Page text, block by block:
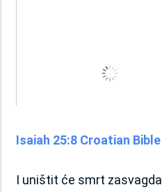
Isaiah 25:8 Croatian Bible
I uništit će smrt zasvagda